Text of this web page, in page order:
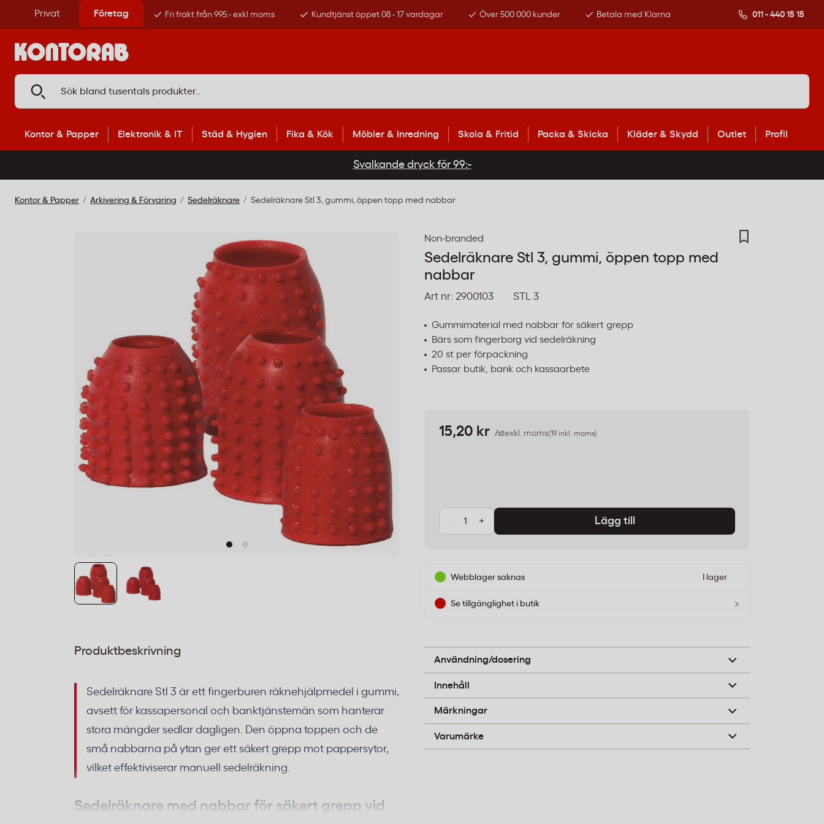
Privat Företag Fri frakt från 995:- exkl moms Kundtjänst öppet 08 - 17 vardagar Över 500 000 kunder Betala med Klarna 011 - 440 15 15
Kontor & Papper Elektronik & IT Städ & Hygien Fika & Kök Möbler & Inredning Skola & Fritid Packa & Skicka Kläder & Skydd Outlet Profil
Svalkande dryck för 99:-
Kontor & Papper Arkivering & Förvaring Sedelräknare Sedelräknare Stl 3, gummi, öppen topp med nabbar
Produktbeskrivning
Sedelräknare Stl 3 är ett fingerburen räknehjälpmedel i gummi,
avsett för kassapersonal och banktjänstemän som hanterar
stora mängder sedlar dagligen. Den öppna toppen och de
små nabbarna på ytan ger ett säkert grepp mot pappersytor,
vilket effektiviserar manuell sedelräkning.
Sedelräknare med nabbar för säkert grepp vid
Non-branded
Sedelräknare Stl 3, gummi, öppen topp med
nabbar
Art nr: 2900103 STL 3
Gummimaterial med nabbar för säkert grepp
Bärs som fingerborg vid sedelräkning
20 st per förpackning
Passar butik, bank och kassaarbete
15,20 kr /stexkl. moms(19 inkl. moms)
- + Lägg till
Webblager saknas I lager
Se tillgänglighet i butik ›
Användning/dosering
grepp.
Innehåll
Gummi
Märkningar
B-pil
Varumärke
Non-branded